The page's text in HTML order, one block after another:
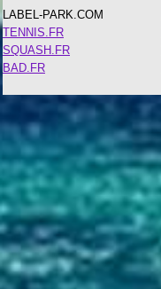
LABEL-PARK.COM
TENNIS.FR
SQUASH.FR
BAD.FR